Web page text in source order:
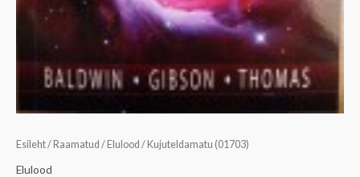
Esileht/ Raamatud / Elulood / Kujuteldamatu (01703)
Elulood